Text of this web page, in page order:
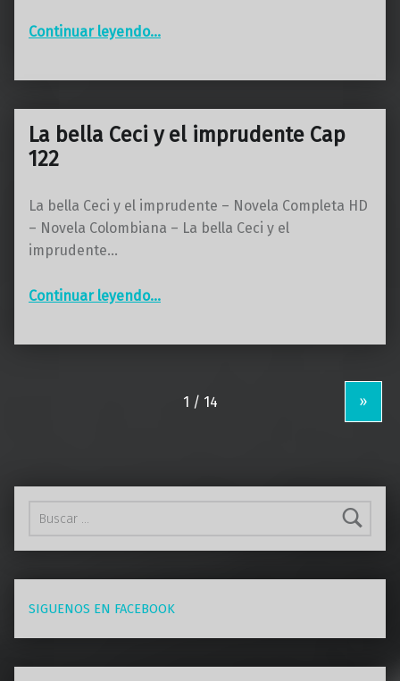
Continuar leyendo“La bella Ceci y el imprudente Cap 123”
…
La bella Ceci y el imprudente Cap
122
La bella Ceci y el imprudente – Novela Completa HD
– Novela Colombiana – La bella Ceci y el
imprudente…
Continuar leyendo“La bella Ceci y el imprudente Cap 122”
…
»
SIGUENOS EN FACEBOOK